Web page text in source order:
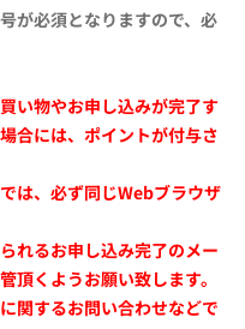
が必須となりますので、必
い物やお申し込みが完了す
合には、ポイントが付与さ
は、必ず同じWebブラウザ
れるお申し込み完了のメー
頂くようお願い致します。
関するお問い合わせなどで